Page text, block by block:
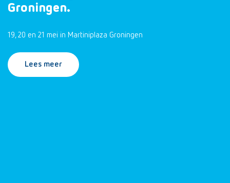
Groningen.
19, 20 en 21 mei in Martiniplaza Groningen
Lees meer